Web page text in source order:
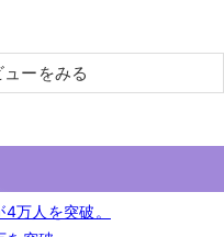
ーをみる
人を突破。